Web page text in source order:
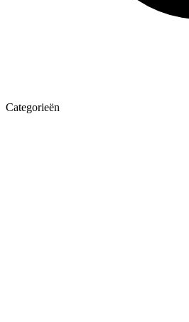
Categorieën